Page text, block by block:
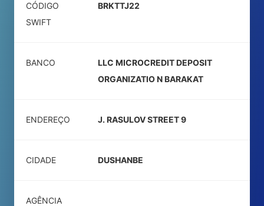
CÓDIGO
SWIFT
BRKTTJ22
BANCO
LLC MICROCREDIT DEPOSIT
ORGANIZATIO N BARAKAT
ENDEREÇO J. RASULOV STREET 9
CIDADE DUSHANBE
AGÊNCIA